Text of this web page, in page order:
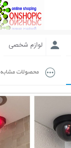
لوازم شخصی
محصولات مشابه